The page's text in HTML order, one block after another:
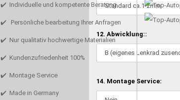
12. Abwicklung::
14. Montage Service:
✔️ Individuelle und kompetente Beratung
✔️ Persönliche bearbeitung Ihrer Anfragen
✔️ Nur qualitativ hochwertige Materialien
✔️ Kundenzufriedenheit 100%
✔️ Montage Service
✔️ Made in Germany